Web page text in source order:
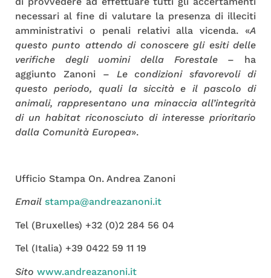
necessari al fine di valutare la presenza di illeciti
amministrativi o penali relativi alla vicenda. «A
questo punto attendo di conoscere gli esiti delle
verifiche degli uomini della Forestale – ha
aggiunto Zanoni – Le condizioni sfavorevoli di
questo periodo, quali la siccità e il pascolo di
animali, rappresentano una minaccia all’integrità
di un habitat riconosciuto di interesse prioritario
dalla Comunità Europea».
Ufficio Stampa On. Andrea Zanoni
Email stampa@andreazanoni.it
Tel (Bruxelles) +32 (0)2 284 56 04
Tel (Italia) +39 0422 59 11 19
Sito www.andreazanoni.it